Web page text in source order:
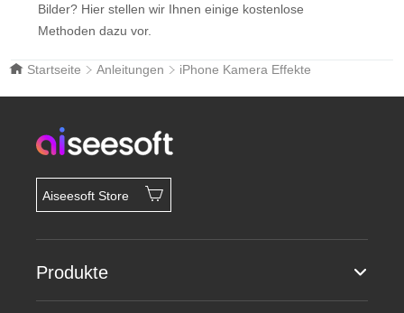
Bilder? Hier stellen wir Ihnen einige kostenlose
Methoden dazu vor.
Startseite Anleitungen iPhone Kamera Effekte
Aiseesoft Store
Produkte